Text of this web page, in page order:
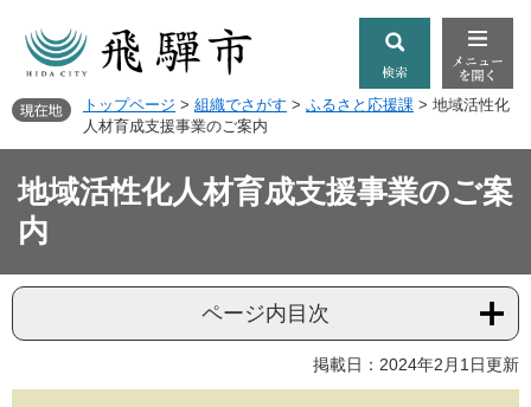
トップページ > 組織でさがす > ふるさと応援課 > 地域活性化
人材育成支援事業のご案内
地域活性化人材育成支援事業のご案
内
ページ内目次
掲載日：2024年2月1日更新